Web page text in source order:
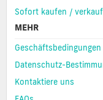
Sofort kaufen /
MEHR
Geschäftsbedingungen
Datenschutz-
Kontaktiere uns